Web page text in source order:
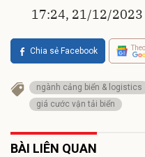
17:24, 21/12/2023
Chia sẻ Facebook
ngành cảng biển & logistics
giá cước vận tải biển
BÀI LIÊN QUAN